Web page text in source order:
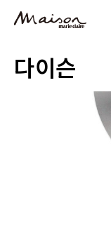
content
다이슨